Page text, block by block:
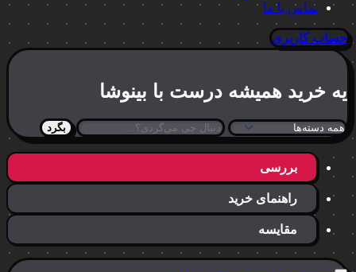
تماس با ما
حساب کاربری
یه خرید همیشه درست با بینوشا
بگرد
بررسی
راهنمای خرید
مقایسه